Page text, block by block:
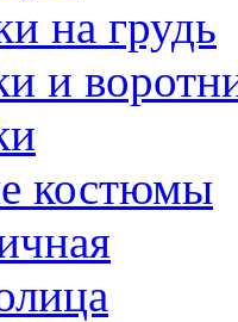
на грудь
и
костюмы